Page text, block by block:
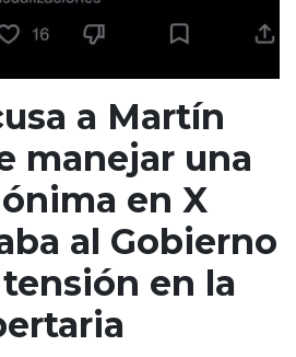
a Martín
manejar una
en X
al Gobierno
en la